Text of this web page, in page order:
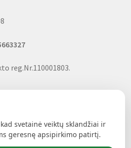
reg.Nr.110001803.
produktai, nuolaidos, uždarbio
galimybė
svetainė veiktų sklandžiai ir
geresnę apsipirkimo patirtį.